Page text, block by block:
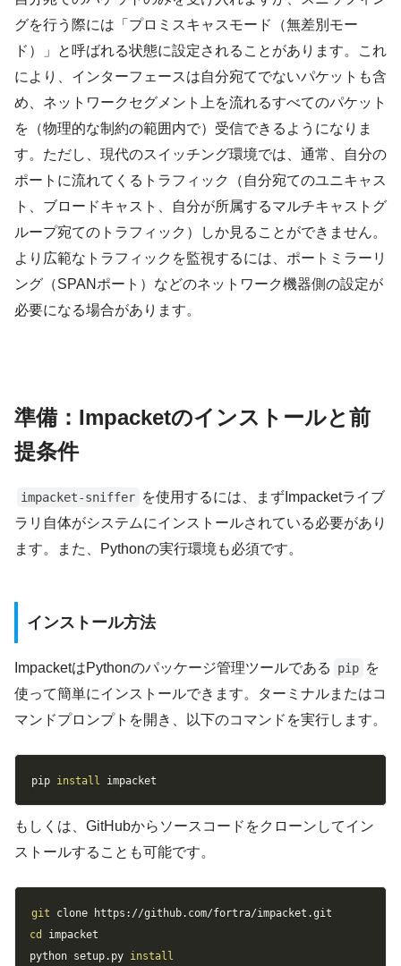
グを行う際には「プロミスキャスモード（無差別モー
ド）」と呼ばれる状態に設定されることがあります。これ
により、インターフェースは自分宛てでないパケットも含
め、ネットワークセグメント上を流れるすべてのパケット
を（物理的な制約の範囲内で）受信できるようになりま
す。ただし、現代のスイッチング環境では、通常、自分の
ポートに流れてくるトラフィック（自分宛てのユニキャス
ト、ブロードキャスト、自分が所属するマルチキャストグ
ループ宛てのトラフィック）しか見ることができません。
より広範なトラフィックを監視するには、ポートミラーリ
ング（SPANポート）などのネットワーク機器側の設定が
必要になる場合があります。
準備：Impacketのインストールと前
提条件
impacket-sniffer を使用するには、まずImpacketライブ
ラリ自体がシステムにインストールされている必要があり
ます。また、Pythonの実行環境も必須です。
インストール方法
ImpacketはPythonのパッケージ管理ツールである pip を
使って簡単にインストールできます。ターミナルまたはコ
マンドプロンプトを開き、以下のコマンドを実行します。
pip install impacket
もしくは、GitHubからソースコードをクローンしてイン
ストールすることも可能です。
git
cd
impacket
python setup.py install